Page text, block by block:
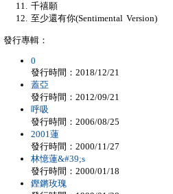
千禧願
至少還有你(Sentimental Version)
發行專輯：
0
發行時間：2018/12/21
蓋亞
發行時間：2012/09/21
呼吸
發行時間：2006/08/25
2001蓮
發行時間：2000/11/27
林憶蓮&#39;s
發行時間：2000/01/18
鏗鏘玫瑰